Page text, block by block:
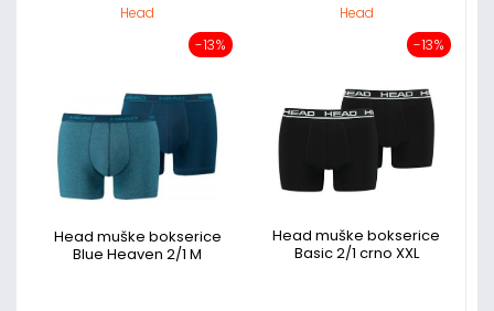
Head
-13%
Head muške bokserice
Blue Heaven 2/1 M
Head
-13%
Head muške bokserice
Basic 2/1 crno XXL